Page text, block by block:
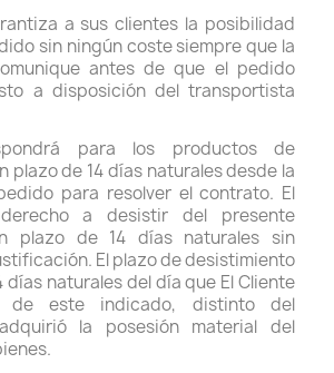
a sus clientes la posibilidad
sin ningún coste siempre que la
antes de que el pedido
a disposición del transportista
para los productos de
plazo de 14 días naturales desde la
para resolver el contrato. El
a desistir del presente
plazo de 14 días naturales sin
El plazo de desistimiento
días naturales del día que El Cliente
este indicado, distinto del
la posesión material del